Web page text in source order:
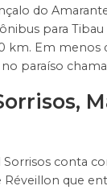
do
para Tibau
km. Em menos
paraíso
Sorrisos conta
Réveillon que